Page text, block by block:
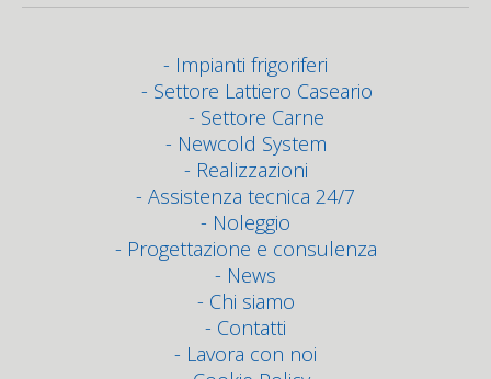
Impianti frigoriferi
Settore Lattiero Caseario
Settore Carne
Newcold System
Realizzazioni
Assistenza tecnica 24/7
Noleggio
Progettazione e consulenza
News
Chi siamo
Contatti
Lavora con noi